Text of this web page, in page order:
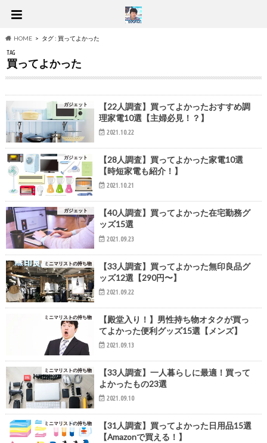
HOME タグ : 買ってよかった
TAG
買ってよかった
ガジェット
【22人調査】買ってよかったおすすめ調
理家電10選【主婦必見！？】
2021.10.22
ガジェット
【28人調査】買ってよかった家電10選
【時短家電も紹介！】
2021.10.21
ガジェット
【40人調査】買ってよかった在宅勤務グ
ッズ15選
2021.09.23
ミニマリストの持ち物
【33人調査】買ってよかった無印良品グ
ッズ12選【290円〜】
2021.09.22
ミニマリストの持ち物
【殿堂入り！】男性持ち物オタクが買っ
てよかった便利グッズ15選【メンズ】
2021.09.13
ミニマリストの持ち物
【33人調査】一人暮らしに最適！買って
よかったもの23選
2021.09.10
ミニマリストの持ち物
【31人調査】買ってよかった日用品15選
【Amazonで買える！】